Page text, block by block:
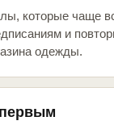
которые чаще
и
одежды.